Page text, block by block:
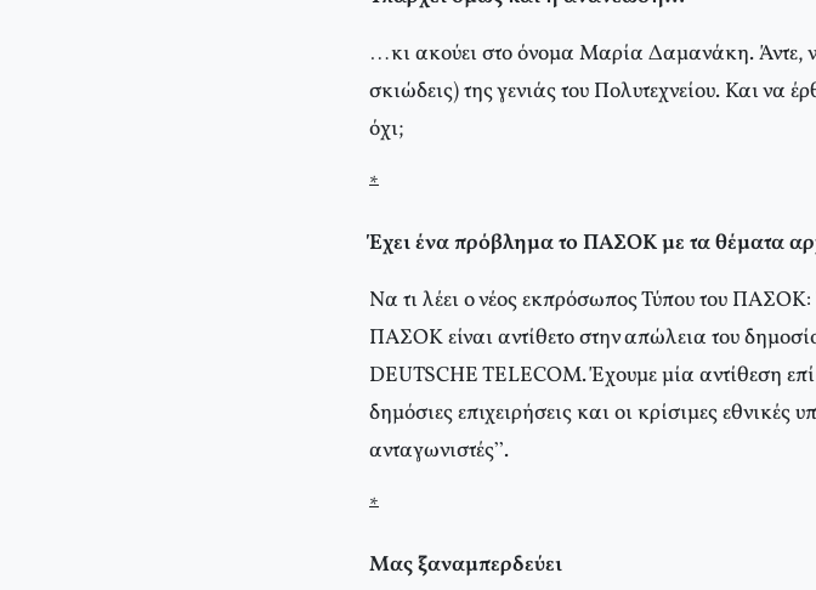
…κι ακούει στο όνομα Μαρία Δαμανάκη. Άντε,
σκιώδεις) της γενιάς του Πολυτεχνείου. Και να
όχι;
*
Έχει ένα πρόβλημα το ΠΑΣΟΚ με τα θέματα
Να τι λέει ο νέος εκπρόσωπος Τύπου του
ΠΑΣΟΚ είναι αντίθετο στην απώλεια του
DEUTSCHE TELECOM. Έχουμε μία αντίθεση
δημόσιες επιχειρήσεις και οι κρίσιμες εθνικές
ανταγωνιστές”.
*
Μας ξαναμπερδεύει